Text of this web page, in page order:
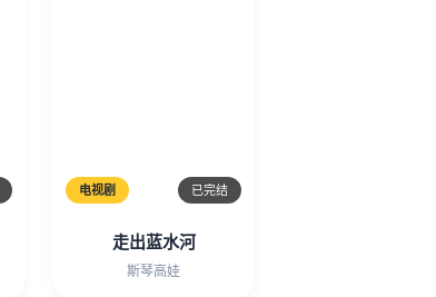
电视剧 已完结
走出蓝水河
斯琴高娃